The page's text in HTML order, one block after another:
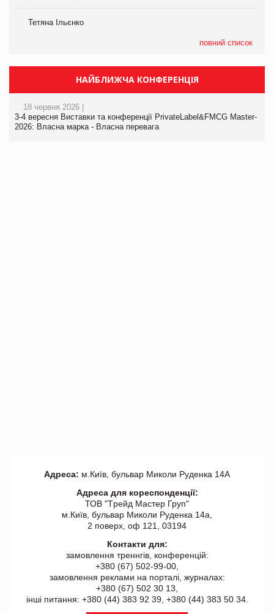
Тетяна Ільєнко
повний список
НАЙБЛИЖЧА КОНФЕРЕНЦІЯ
18 червня 2026 |
3-4 вересня Виставки та конференції PrivateLabel&FMCG Master-
2026: Власна марка - Власна перевага
Адреса: м.Київ, бульвар Миколи Руденка 14А
Адреса для кореспонденції:
ТОВ "Tрейд Мастер Груп"
м.Київ, бульвар Миколи Руденка 14а,
2 поверх, оф 121, 03194
Контакти для:
замовлення треннгів, конференцій:
+380 (67) 502-99-00,
замовлення реклами на порталі, журналах:
+380 (67) 502 30 13,
інші питання: +380 (44) 383 92 39, +380 (44) 383 50 34.